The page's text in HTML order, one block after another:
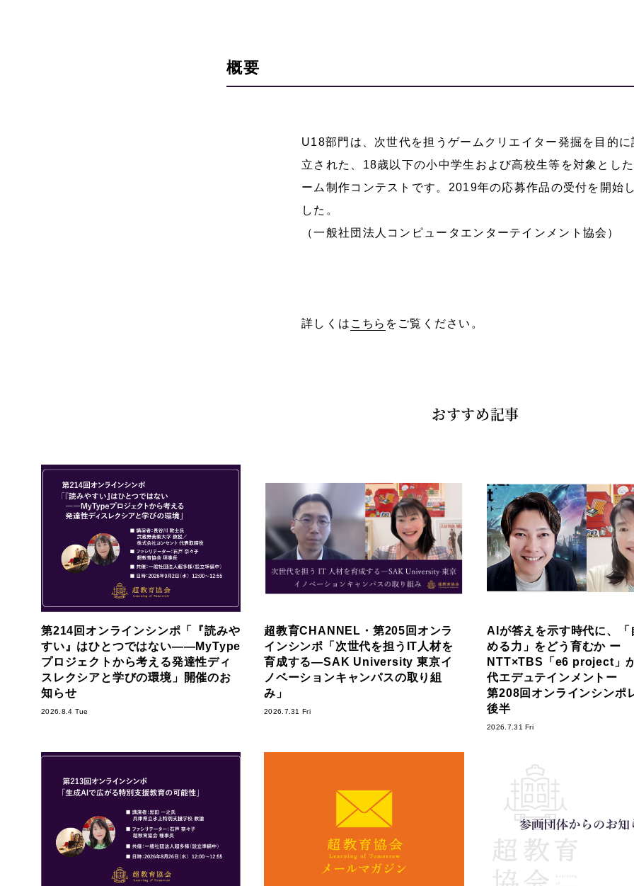
概要
U18部門は、次世代を担うゲームクリエイター発掘を目的に
立された、18歳以下の小中学生および高校生等を対象とし
ーム制作コンテストです。2019年の応募作品の受付を開始
した。
（一般社団法人コンピュータエンターテインメント協会）
詳しくは こちら をご覧ください。
おすすめ記事
第214回オンラインシンポ「『読みや
すい』はひとつではない――MyType
プロジェクトから考える発達性ディ
スレクシアと学びの環境」開催のお
知らせ
2026.8.4 Tue
超教育CHANNEL・第205回オンラ
インシンポ「次世代を担うIT人材を
育成する―SAK University 東京イ
ノベーションキャンパスの取り組
み」
2026.7.31 Fri
AIが答えを示す時代に、「
める力」をどう育むか ー
NTT×TBS「e6 project」
代エデュテインメントー
第208回オンラインシンポ
後半
2026.7.31 Fri